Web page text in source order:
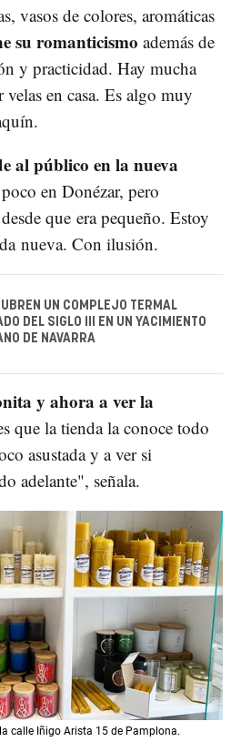
vasos de colores, aromáticas
su romanticismo además de
y practicidad. Hay mucha
velas en casa. Es algo muy
al público en la nueva
en Donézar, pero
que era pequeño. Estoy
nueva. Con ilusión.
UN COMPLEJO TERMAL
DEL SIGLO III EN UN YACIMIENTO
DE NAVARRA
y ahora a ver la
que la tienda la conoce todo
asustada y a ver si
adelante", señala.
calle Iñigo Arista 15 de Pamplona.